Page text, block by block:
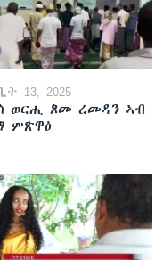
13, 2025
ወርሒ ጾመ ረመዳን ኣብ
ምጽዋዕ